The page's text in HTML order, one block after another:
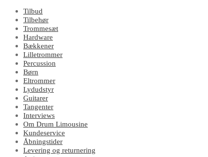
Tilbud
Tilbehør
Trommesæt
Hardware
Bækkener
Lilletrommer
Percussion
Børn
Eltrommer
Lydudstyr
Guitarer
Tangenter
Interviews
Om Drum Limousine
Kundeservice
Åbningstider
Levering og returnering